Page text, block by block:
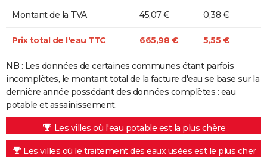
Montant de la TVA 45,07 € 0,38 €
Prix total de l'eau TTC 665,98 € 5,55 €
NB : Les données de certaines communes étant parfois
incomplètes, le montant total de la facture d'eau se base sur la
dernière année possédant des données complètes : eau
potable et assainissement.
Les villes où l'eau potable est la plus chère
Les villes où le traitement des eaux usées est le plus cher